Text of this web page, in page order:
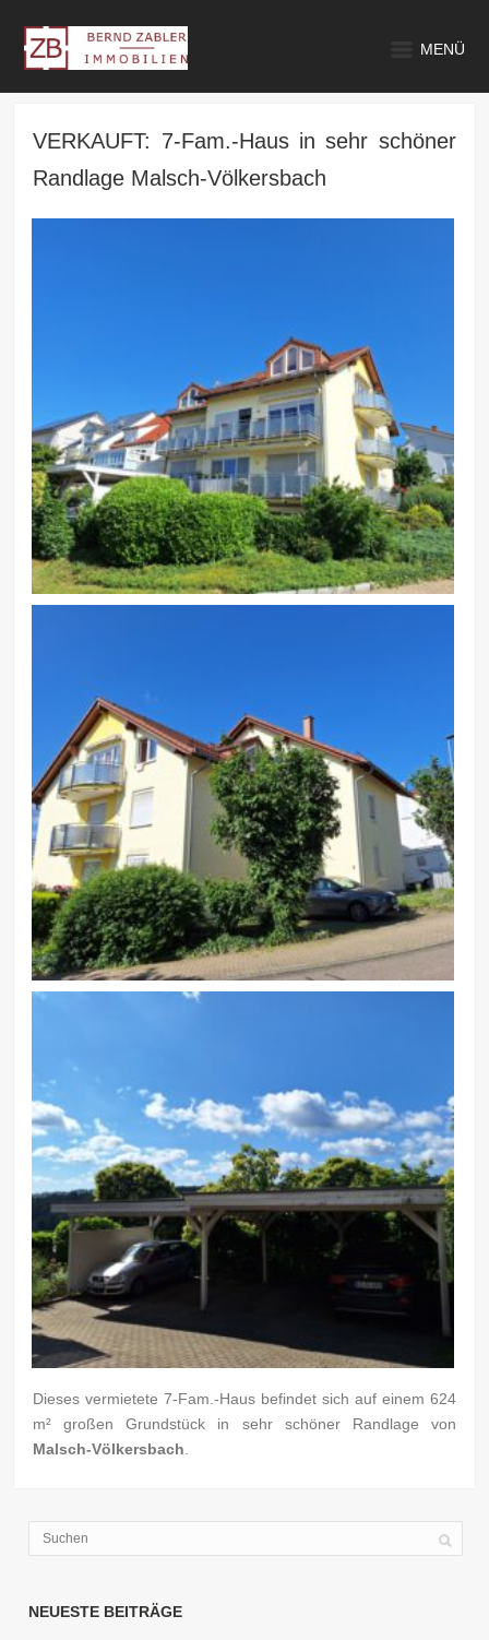
MENÜ
VERKAUFT: 7-Fam.-Haus in sehr schöner
Randlage Malsch-Völkersbach
Dieses vermietete 7-Fam.-Haus befindet sich auf einem 624
m² großen Grundstück in sehr schöner Randlage von
Malsch-Völkersbach
NEUESTE BEITRÄGE